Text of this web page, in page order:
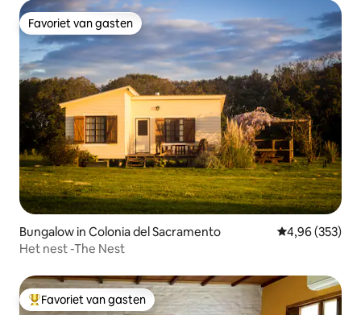
Favoriet van gasten
Favoriet van gasten
Bungalow in Colonia del Sacramento Gemiddelde
4,96 (353)
Het nest -The Nest
Topfavoriet van gasten
Favoriet van gasten